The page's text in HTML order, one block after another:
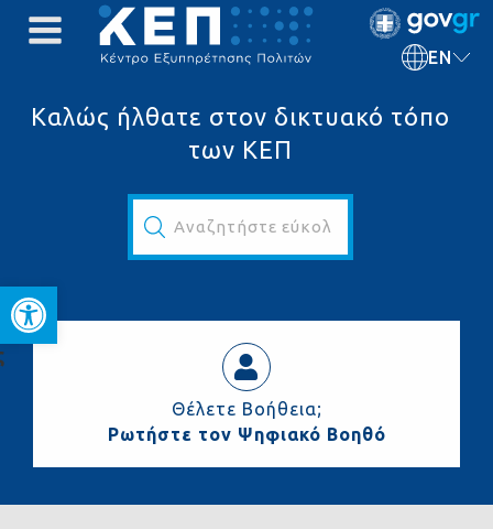
Open toolbar
EN
Καλώς ήλθατε στον δικτυακό τόπο
των ΚΕΠ
Αναζητήστε εύκολα και γρήγορα...
Θέλετε Βοήθεια;
Ρωτήστε τον Ψηφιακό Βοηθό